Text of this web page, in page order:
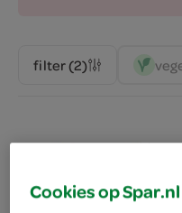
filter (2)
Cookies op Spar.nl